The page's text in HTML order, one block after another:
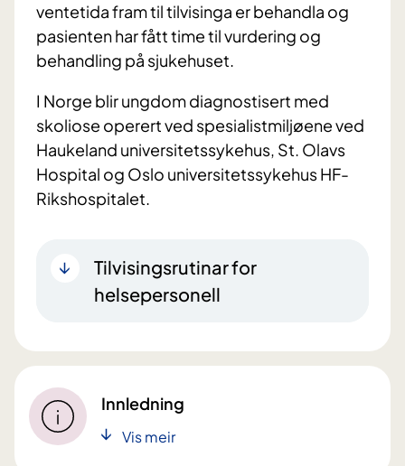
ventetida fram til tilvisinga er behandla og
pasienten har fått time til vurdering og
behandling på sjukehuset.
I Norge blir ungdom diagnostisert med
skoliose operert ved spesialistmiljøene ved
Haukeland universitetssykehus, St. Olavs
Hospital og Oslo universitetssykehus HF-
Rikshospitalet.
Tilvisingsrutinar for
helsepersonell
Innledning
Vis meir